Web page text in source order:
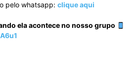
pelo whatsapp: clique aqui
ela acontece no nosso grupo